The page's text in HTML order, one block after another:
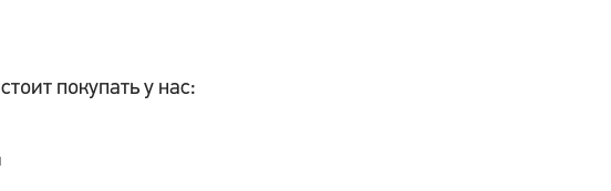
покупать у нас: